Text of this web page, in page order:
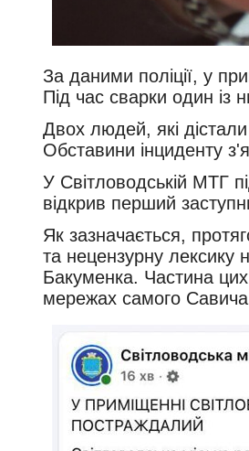
За даними поліції, у
Під час сварки один із
Двох людей, які
Обставини інциденту
У Світловодській МТГ
відкрив перший
Як зазначається,
та нецензурну лексику
Бакуменка. Частина
мережах самого